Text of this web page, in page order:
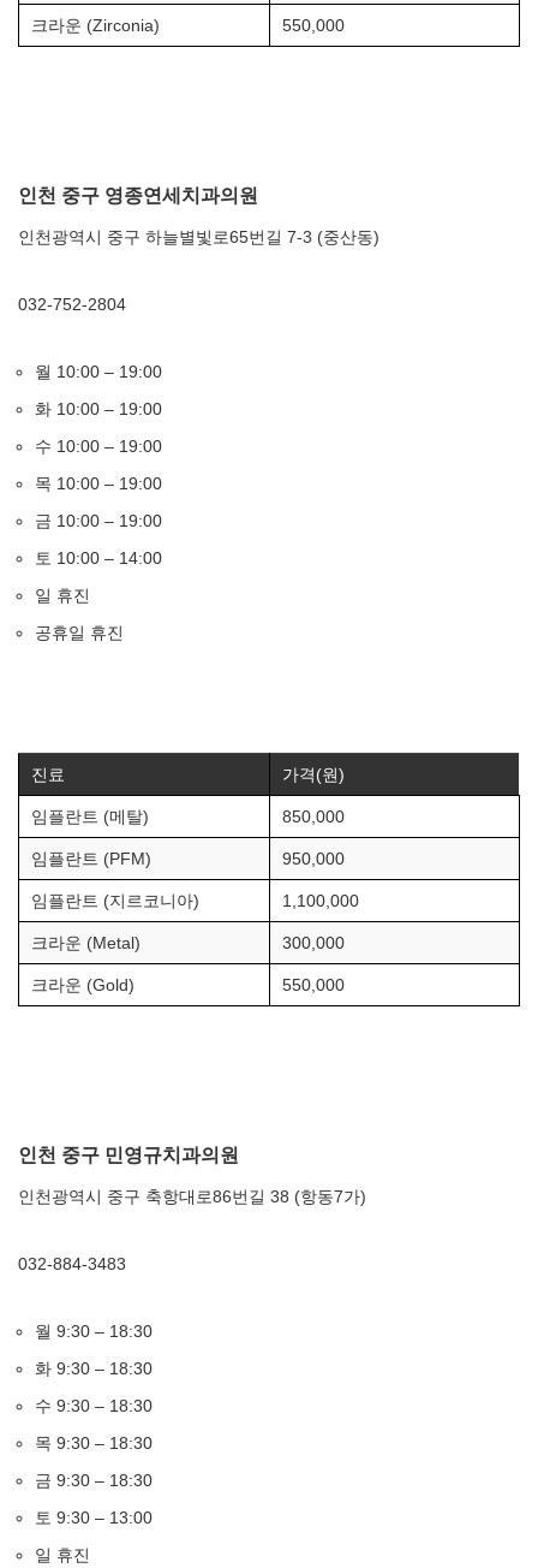
크라운 (Zirconia) 550,000
인천 중구 영종연세치과의원
인천광역시 중구 하늘별빛로65번길 7-3 (중산동)
032-752-2804
월 10:00 – 19:00
화 10:00 – 19:00
수 10:00 – 19:00
목 10:00 – 19:00
금 10:00 – 19:00
토 10:00 – 14:00
일 휴진
공휴일 휴진
진료 가격(원)
임플란트 (메탈) 850,000
임플란트 (PFM) 950,000
임플란트 (지르코니아) 1,100,000
크라운 (Metal) 300,000
크라운 (Gold) 550,000
인천 중구 민영규치과의원
인천광역시 중구 축항대로86번길 38 (항동7가)
032-884-3483
월 9:30 – 18:30
화 9:30 – 18:30
수 9:30 – 18:30
목 9:30 – 18:30
금 9:30 – 18:30
토 9:30 – 13:00
일 휴진